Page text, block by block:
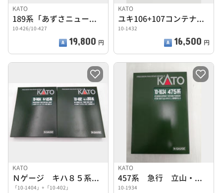
KATO
189系「あずさニューカラー」7両基本セット＋4両増結セット
10-426/10-427
19,800 円
KATO
ユキ106+107コンテナ無積載10両セット
10-1432
16,500 円
KATO
Ｎゲージ キハ８５系７両セット
「10-1404」+「10-402」
KATO
457系 急行 立山・ゆのくに 6両基本セット
10-1934